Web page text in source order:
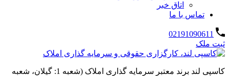
اتاق خبر
تماس با ما
02191090611
ثبت ملک
کاسپی لند برند معتبر سرمایه گذاری املاک (شعبه 1: گیلان، شعبه